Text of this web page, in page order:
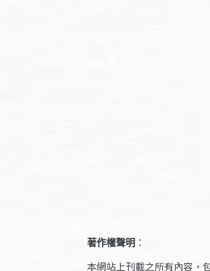
著作權聲明 ：
本網站上刊載之所有內容，